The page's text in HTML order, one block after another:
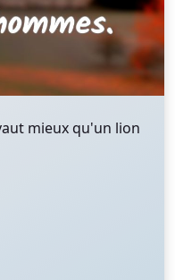
mieux qu'un lion